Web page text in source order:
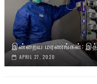
இன்றைய மரணங்கள்:
APRIL 27, 2020